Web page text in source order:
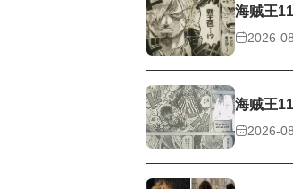
海贼王
2026-
海贼王
2026-